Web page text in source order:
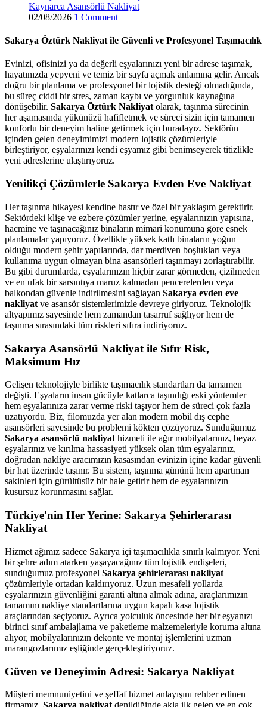
Kaynarca Asansörlü Nakliyat
02/08/2026 1 Comment
Sakarya Öztürk Nakliyat ile Güvenli ve Profesyonel Taşımacılık
Evinizi, ofisinizi ya da değerli eşyalarınızı yeni bir adrese taşımak,
hayatınızda yepyeni ve temiz bir sayfa açmak anlamına gelir. Ancak
doğru bir planlama ve profesyonel bir lojistik desteği olmadığında,
bu süreç ciddi bir stres, zaman kaybı ve yorgunluk kaynağına
dönüşebilir. Sakarya Öztürk Nakliyatolarak, taşınma sürecinin
her aşamasında yükünüzü hafifletmek ve süreci sizin için tamamen
konforlu bir deneyim haline getirmek için buradayız. Sektörün
içinden gelen deneyimimizi modern lojistik çözümleriyle
birleştiriyor, eşyalarınızı kendi eşyamız gibi benimseyerek titizlikle
yeni adreslerine ulaştırıyoruz.
Yenilikçi Çözümlerle Sakarya Evden Eve Nakliyat
Her taşınma hikayesi kendine hastır ve özel bir yaklaşım gerektirir.
Sektördeki klişe ve ezbere çözümler yerine, eşyalarınızın yapısına,
hacmine ve taşınacağınız binaların mimari konumuna göre esnek
planlamalar yapıyoruz. Özellikle yüksek katlı binaların yoğun
olduğu modern şehir yapılarında, dar merdiven boşlukları veya
kullanıma uygun olmayan bina asansörleri taşınmayı zorlaştırabilir.
Bu gibi durumlarda, eşyalarınızın hiçbir zarar görmeden, çizilmeden
ve en ufak bir sarsıntıya maruz kalmadan pencerelerden veya
balkondan güvenle indirilmesini sağlayan Sakarya evden eve
nakliyat ve asansör sistemlerimizle devreye giriyoruz. Teknolojik
altyapımız sayesinde hem zamandan tasarruf sağlıyor hem de
taşınma sırasındaki tüm riskleri sıfıra indiriyoruz.
Sakarya Asansörlü Nakliyat ile Sıfır Risk,
Maksimum Hız
Gelişen teknolojiyle birlikte taşımacılık standartları da tamamen
değişti. Eşyaların insan gücüyle katlarca taşındığı eski yöntemler
hem eşyalarınıza zarar verme riski taşıyor hem de süreci çok fazla
uzatıyordu. Biz, filomuzda yer alan modern mobil dış cephe
asansörleri sayesinde bu problemi kökten çözüyoruz. Sunduğumuz
Sakarya asansörlü nakliyat hizmeti ile ağır mobilyalarınız, beyaz
eşyalarınız ve kırılma hassasiyeti yüksek olan tüm eşyalarınız,
doğrudan nakliye aracımızın kasasından evinizin içine kadar güvenli
bir hat üzerinde taşınır. Bu sistem, taşınma gününü hem apartman
sakinleri için gürültüsüz bir hale getirir hem de eşyalarınızın
kusursuz korunmasını sağlar.
Türkiye'nin Her Yerine: Sakarya Şehirlerarası
Nakliyat
Hizmet ağımız sadece Sakarya içi taşımacılıkla sınırlı kalmıyor. Yeni
bir şehre adım atarken yaşayacağınız tüm lojistik endişeleri,
sunduğumuz profesyonel Sakarya şehirlerarası nakliyat
çözümleriyle ortadan kaldırıyoruz. Uzun mesafeli yollarda
eşyalarınızın güvenliğini garanti altına almak adına, araçlarımızın
tamamını nakliye standartlarına uygun kapalı kasa lojistik
araçlarından seçiyoruz. Ayrıca yolculuk öncesinde her bir eşyanızı
birinci sınıf ambalajlama ve paketleme malzemeleriyle koruma altına
alıyor, mobilyalarınızın dekonte ve montaj işlemlerini uzman
marangozlarımız eşliğinde gerçekleştiriyoruz.
Güven ve Deneyimin Adresi: Sakarya Nakliyat
Müşteri memnuniyetini ve şeffaf hizmet anlayışını rehber edinen